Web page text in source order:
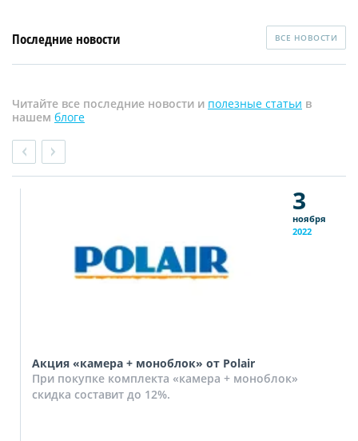
Последние новости ВСЕ НОВОСТИ
Читайте все последние новости и полезные статьи в
нашем блоге
3
ноября
2022
Акция «камера + моноблок» от Polair
При покупке комплекта «камера + моноблок»
скидка составит до 12%.